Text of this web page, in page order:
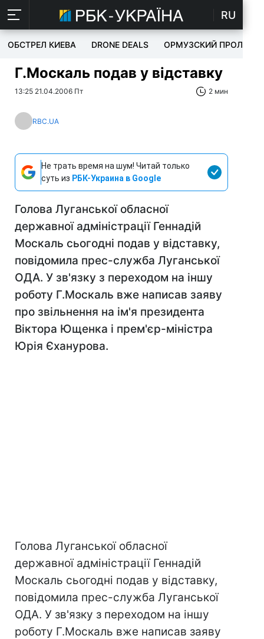
RU
ОБСТРЕЛ КИЕВА DRONE DEALS ОРМУЗСКИЙ ПРОЛИВ
Г.Москаль подав у відставку
13:25 21.04.2006 Пт 2 мин
RBC.UA
Не трать время на шум! Читай только
суть из РБК-Украина в Google
Голова Луганської обласної
державної адміністрації Геннадій
Москаль сьогодні подав у відставку,
повідомила прес-служба Луганської
ОДА. У зв'язку з переходом на іншу
роботу Г.Москаль вже написав заяву
про звільнення на ім'я президента
Віктора Ющенка і прем'єр-міністра
Юрія Єханурова.
Голова Луганської обласної
державної адміністрації Геннадій
Москаль сьогодні подав у відставку,
повідомила прес-служба Луганської
ОДА. У зв'язку з переходом на іншу
роботу Г.Москаль вже написав заяву